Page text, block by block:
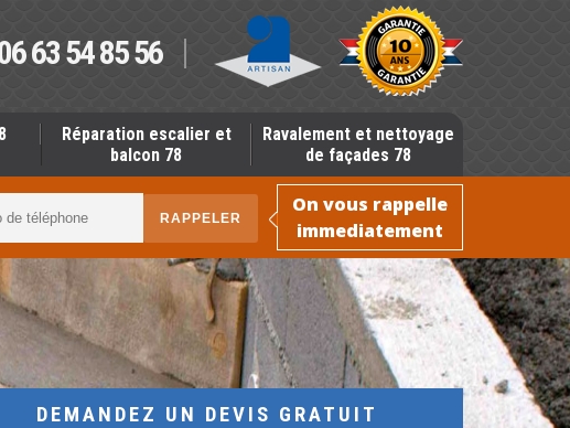
63 54 85 56
Réparation escalier et
balcon 78
Ravalement et nettoyage
de façades 78
On vous rappelle
immediatement
DEMANDEZ UN DEVIS GRATUIT